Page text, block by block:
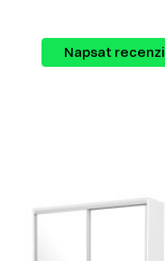
průmyslu. Vyrábí se z
korpusového nábytku,
Napsat recenzi